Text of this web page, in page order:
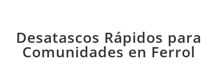
Desatascos Rápidos para
Comunidades en Ferrol